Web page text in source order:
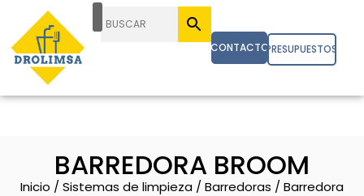
CONTACTOPRESUPUESTOS
BARREDORA BROOM
Inicio / Sistemas de limpieza / Barredoras / Barredora